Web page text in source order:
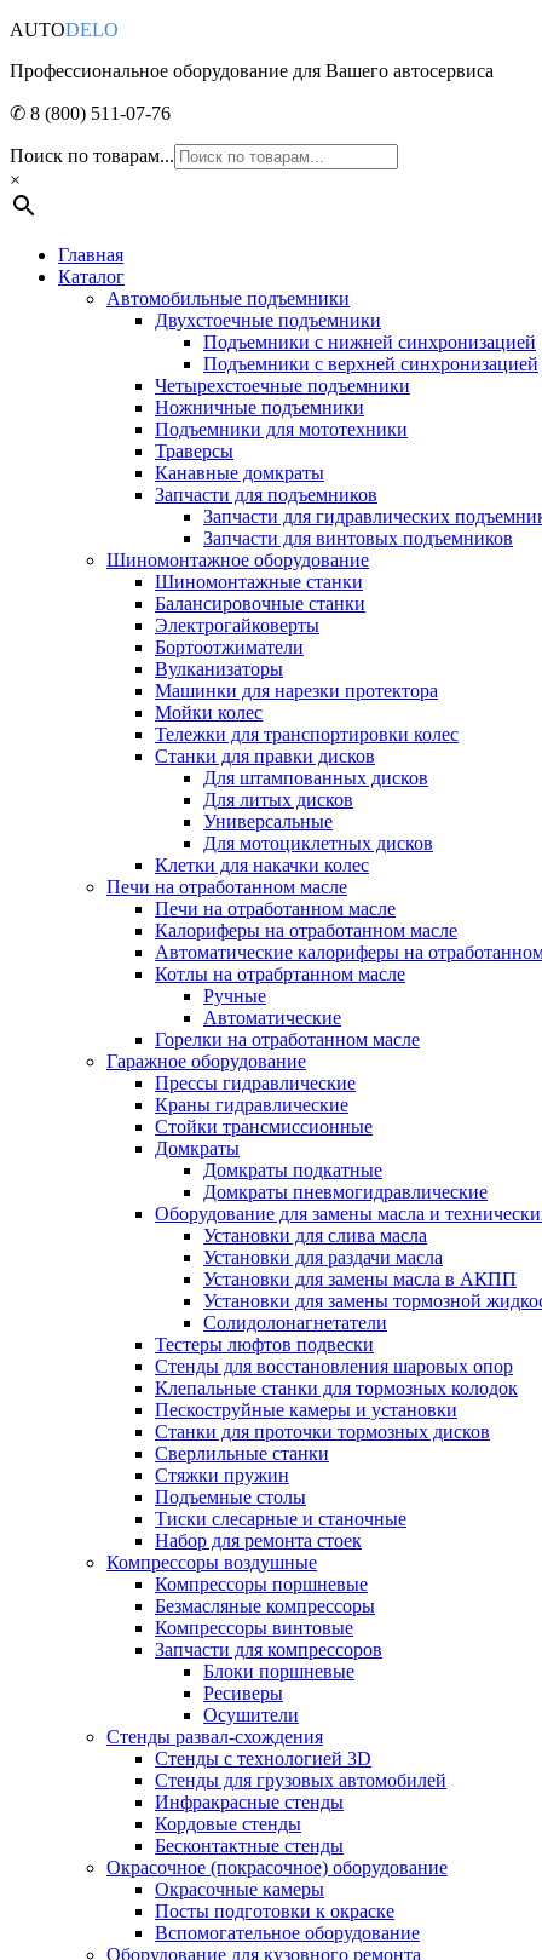
AUTODELO
Профессиональное оборудование для Вашего автосервиса
✆ 8 (800) 511-07-76
Поиск по товарам...
×
Главная
Каталог
Автомобильные подъемники
Двухстоечные подъемники
Подъемники с нижней синхронизацией
Подъемники с верхней синхронизацией
Четырехстоечные подъемники
Ножничные подъемники
Подъемники для мототехники
Траверсы
Канавные домкраты
Запчасти для подъемников
Запчасти для гидравлических
Запчасти для винтовых подъемников
Шиномонтажное оборудование
Шиномонтажные станки
Балансировочные станки
Электрогайковерты
Бортоотжиматели
Вулканизаторы
Машинки для нарезки протектора
Мойки колес
Тележки для транспортировки колес
Станки для правки дисков
Для штампованных дисков
Для литых дисков
Универсальные
Для мотоциклетных дисков
Клетки для накачки колес
Печи на отработанном масле
Печи на отработанном масле
Калориферы на отработанном масле
Автоматические калориферы на
Котлы на отрабртанном масле
Ручные
Автоматические
Горелки на отработанном масле
Гаражное оборудование
Прессы гидравлические
Краны гидравлические
Стойки трансмиссионные
Домкраты
Домкраты подкатные
Домкраты пневмогидравлические
Оборудование для замены масла и
Установки для слива масла
Установки для раздачи масла
Установки для замены масла в АКПП
Установки для замены тормозной
Солидолонагнетатели
Тестеры люфтов подвески
Стенды для восстановления шаровых опор
Клепальные станки для тормозных колодок
Пескоструйные камеры и установки
Станки для проточки тормозных дисков
Сверлильные станки
Стяжки пружин
Подъемные столы
Тиски слесарные и станочные
Набор для ремонта стоек
Компрессоры воздушные
Компрессоры поршневые
Безмасляные компрессоры
Компрессоры винтовые
Запчасти для компрессоров
Блоки поршневые
Ресиверы
Осушители
Стенды развал-схождения
Стенды с технологией 3D
Стенды для грузовых автомобилей
Инфракрасные стенды
Кордовые стенды
Бесконтактные стенды
Окрасочное (покрасочное) оборудование
Окрасочные камеры
Посты подготовки к окраске
Вспомогательное оборудование
Оборудование для кузовного ремонта